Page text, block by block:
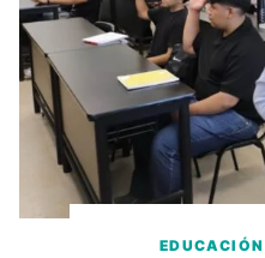
EDUCACIÓN